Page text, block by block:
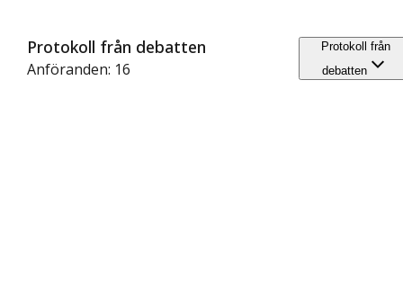
Protokoll från debatten
Anföranden: 16
Protokoll från
debatten